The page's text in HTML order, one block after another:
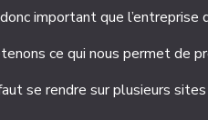
important que
ce qui nous permet de
se rendre sur plusieurs